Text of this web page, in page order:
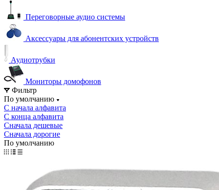
Переговорные аудио системы
Аксессуары для абонентских устройств
Аудиотрубки
Мониторы домофонов
Фильтр
По умолчанию
С начала алфавита
С конца алфавита
Сначала дешевые
Сначала дорогие
По умолчанию